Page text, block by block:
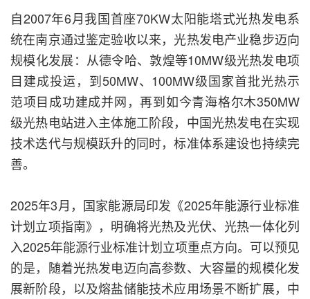
自2007年6月我国首座70KW太阳能塔式光热发电系
统在南京通过鉴定验收以来，光热发电产业稳步迈向
规模化发展：从德令哈、敦煌等10MW级光热发电项
目建成投运，到50MW、100MW级国家首批光热示
范项目成功建成并网，再到如今青海格尔木350MW
级光热电站进入主体施工阶段，中国光热发电在实现
技术迭代与规模跃升的同时，标准体系建设也持续完
善。
2025年3月，国家能源局印发《2025年能源行业标准
计划立项指南》，明确将光热及光伏、光热一体化列
入2025年能源行业标准计划立项重点方向。可以预见
的是，随着光热发电迈向高参数、大容量的规模化发
展新阶段，以及熔盐储能技术应用场景不断扩展，中